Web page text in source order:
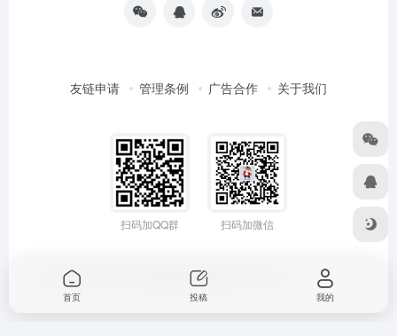
友链申请 管理条例 广告合作 关于我们
扫码加QQ群 扫码加微信
Copyright © 2026 鄂ICP备2022012591号-2
首页 投稿 我的